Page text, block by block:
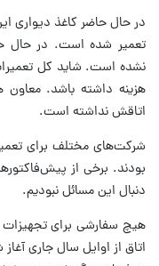
در حال حاضر کاغذ
تعمیر شده است. در حال
هزینه داشته باشد.
اتاقش نداشته است.
شرکت‌های مختلف برای
بودند. برخی از
دنبال این مسائل نبودیم.
هیچ سفارشی برای
اتاق از اوایل سال جاری